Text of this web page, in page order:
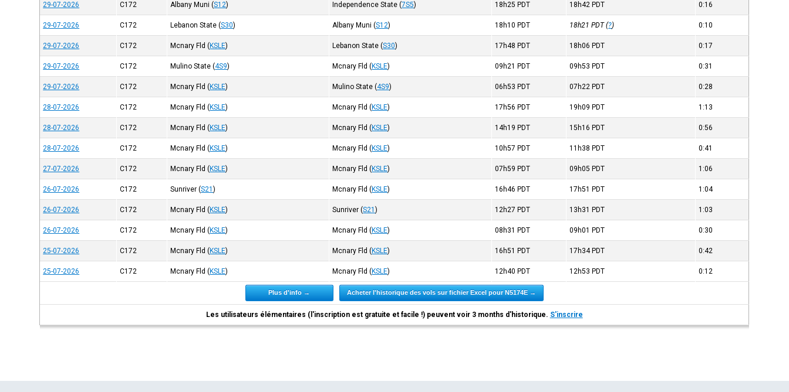
29-07-2026 C172 Albany Muni (S12) Independence State (7S5) 18h25 PDT 18h42 PDT 0:16
29-07-2026 C172 Lebanon State (S30) Albany Muni (S12) 18h10 PDT 18h21PDT(?) 0:10
29-07-2026 C172 Mcnary Fld (KSLE) Lebanon State (S30) 17h48 PDT 18h06 PDT 0:17
29-07-2026 C172 Mulino State (4S9) Mcnary Fld (KSLE) 09h21 PDT 09h53 PDT 0:31
29-07-2026 C172 Mcnary Fld (KSLE) Mulino State (4S9) 06h53 PDT 07h22 PDT 0:28
28-07-2026 C172 Mcnary Fld (KSLE) Mcnary Fld (KSLE) 17h56 PDT 19h09 PDT 1:13
28-07-2026 C172 Mcnary Fld (KSLE) Mcnary Fld (KSLE) 14h19 PDT 15h16 PDT 0:56
28-07-2026 C172 Mcnary Fld (KSLE) Mcnary Fld (KSLE) 10h57 PDT 11h38 PDT 0:41
27-07-2026 C172 Mcnary Fld (KSLE) Mcnary Fld (KSLE) 07h59 PDT 09h05 PDT 1:06
26-07-2026 C172 Sunriver (S21) Mcnary Fld (KSLE) 16h46 PDT 17h51 PDT 1:04
26-07-2026 C172 Mcnary Fld (KSLE) Sunriver (S21) 12h27 PDT 13h31 PDT 1:03
26-07-2026 C172 Mcnary Fld (KSLE) Mcnary Fld (KSLE) 08h31 PDT 09h01 PDT 0:30
25-07-2026 C172 Mcnary Fld (KSLE) Mcnary Fld (KSLE) 16h51 PDT 17h34 PDT 0:42
25-07-2026 C172 Mcnary Fld (KSLE) Mcnary Fld (KSLE) 12h40 PDT 12h53 PDT 0:12
Plus d'info → Acheter l'historique des vols sur fichier Excel pour N5174E →
Les utilisateurs élémentaires (l'inscription est gratuite et facile !) peuvent voir 3 months d'historique. S'inscrire